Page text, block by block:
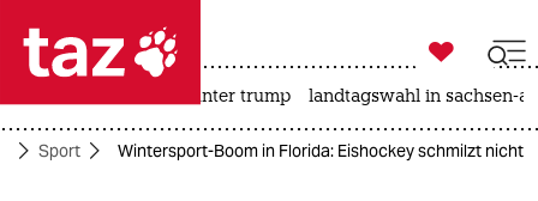
 taz zahl ich
taz zahl ich

taz zahl ich
usa unter trump landtagswahl in sachsen-
Sport Wintersport-Boom in Florida: Eishockey schmilzt nicht